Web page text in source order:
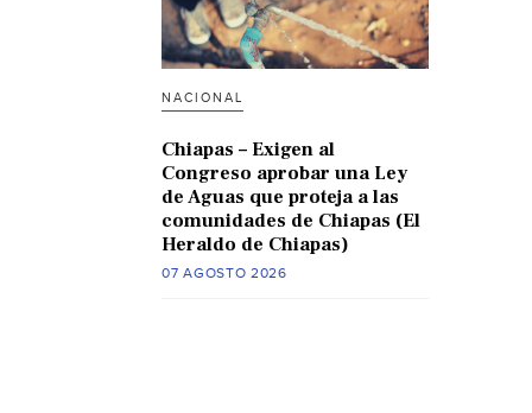
NACIONAL
Chiapas – Exigen al
Congreso aprobar una Ley
de Aguas que proteja a las
comunidades de Chiapas (El
Heraldo de Chiapas)
07 AGOSTO 2026